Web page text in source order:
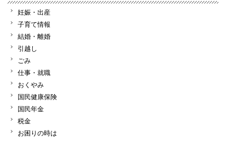
妊娠・出産
子育て情報
結婚・離婚
引越し
ごみ
仕事・就職
おくやみ
国民健康保険
国民年金
税金
お困りの時は